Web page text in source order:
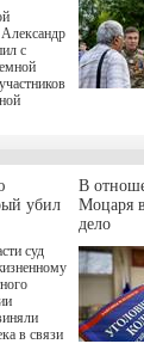
с
семьям
7 убил
суд
в связи
В
Моцаря
дело